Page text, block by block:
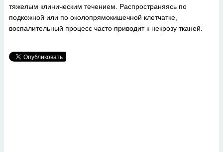
тяжелым клиническим течением. Распространяясь по
подкожной или по околопрямокишечной клетчатке,
воспалительный процесс часто приводит к некрозу тканей.